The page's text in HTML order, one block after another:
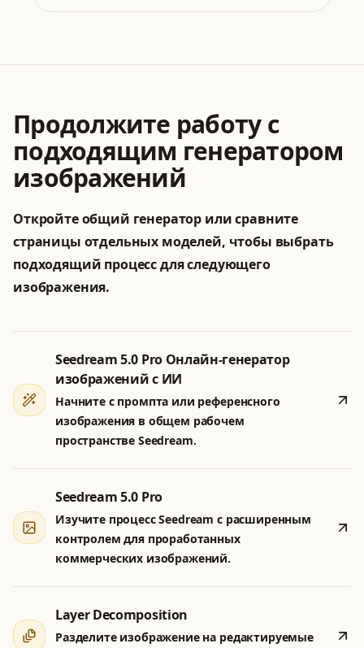
Продолжите работу с
подходящим генератором
изображений
Откройте общий генератор или сравните
страницы отдельных моделей, чтобы выбрать
подходящий процесс для следующего
изображения.
Seedream 5.0 Pro Онлайн-генератор
изображений с ИИ
Начните с промпта или референсного
изображения в общем рабочем
пространстве Seedream.
Seedream 5.0 Pro
Изучите процесс Seedream с расширенным
контролем для проработанных
коммерческих изображений.
Layer Decomposition
Разделите изображение на редактируемые